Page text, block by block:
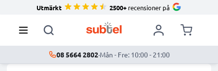
Utmärkt 2500+ recensioner på
08 5664 2802·Mån - Fre: 10:00 - 21:00